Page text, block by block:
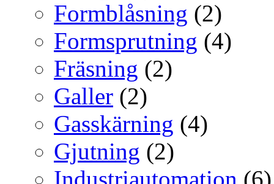
Formblåsning (2)
Formsprutning (4)
Fräsning (2)
Galler (2)
Gasskärning (4)
Gjutning (2)